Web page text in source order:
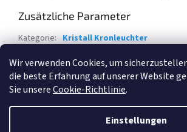
Wir verwenden Cookies, um
die beste Erfahrung auf unserer Website
Sie unsereCookie-Richtlinie.
Einstellungen
Zusätzliche Parameter
Kategorie: Kristall Kronleuchter